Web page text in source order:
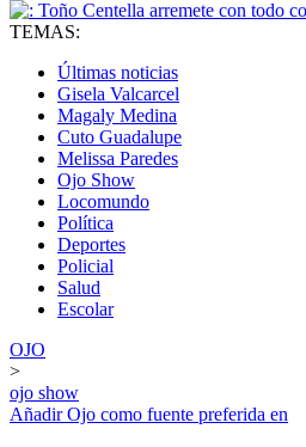
TEMAS:
Últimas noticias
Gisela Valcarcel
Magaly Medina
Cuto Guadalupe
Melissa Paredes
Ojo Show
Locomundo
Política
Deportes
Policial
Salud
Escolar
OJO
>
ojo show
AñadirOjo como fuente preferida en